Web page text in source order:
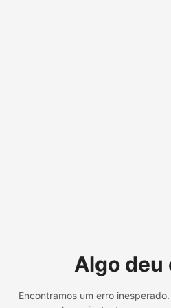
Algo deu
Encontramos um erro